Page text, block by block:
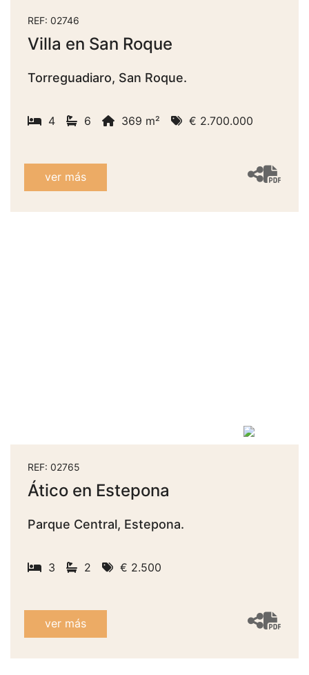
REF: 02746
Villa en San Roque
Torreguadiaro, San Roque.
4 6 369 m² € 2.700.000
ver más
REF: 02765
Ático en Estepona
Parque Central, Estepona.
3 2 € 2.500
ver más